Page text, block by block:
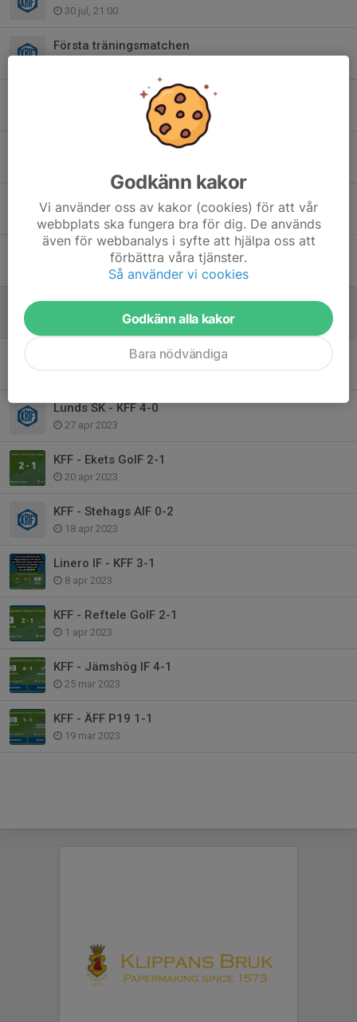
30 jul, 21:00
Första träningsmatchen
Träningsmatch mot Skottorp
Ödåkra IF - KFF 5-2
23 maj 2023
KFF - Bjärreds IF 1-2
16 maj 2023
Hyllinge GIF - KFF 2-2
KFF - Västra Karup IF 1-1
Lunds SK - KFF 4-0
27 apr 2023
KFF - Ekets GoIF 2-1
20 apr 2023
KFF - Stehags AIF 0-2
18 apr 2023
Linero IF - KFF 3-1
8 apr 2023
KFF - Reftele GoIF 2-1
1 apr 2023
KFF - Jämshög IF 4-1
25 mar 2023
KFF - ÄFF P19 1-1
19 mar 2023
Godkänn kakor
Vi använder oss av kakor (cookies) för att vår
webbplats ska fungera bra för dig. De används
även för webbanalys i syfte att hjälpa oss att
förbättra våra tjänster.
Så använder vi cookies
Godkänn alla kakor
Bara nödvändiga